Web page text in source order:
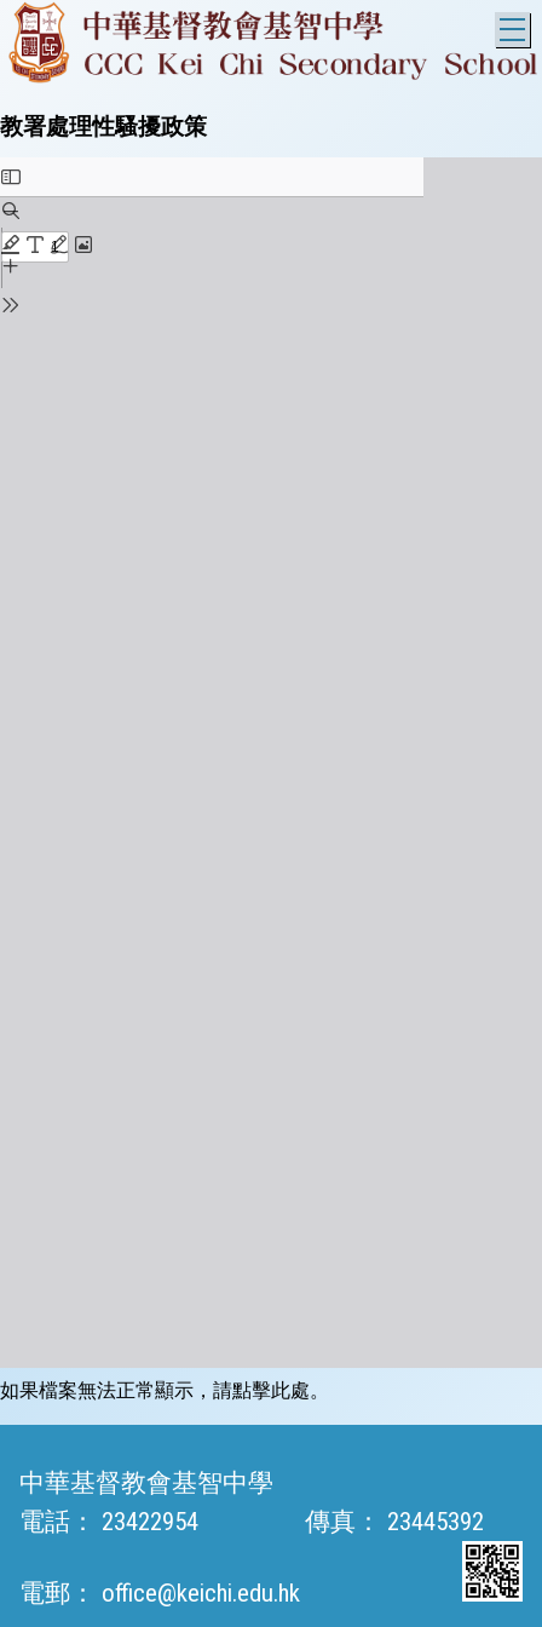
教署處理性騷擾政策
如果檔案無法正常顯示，請點擊此處。
中華基督教會基智中學
電話：
23422954 傳真： 23445392
電郵： office@keichi.edu.hk